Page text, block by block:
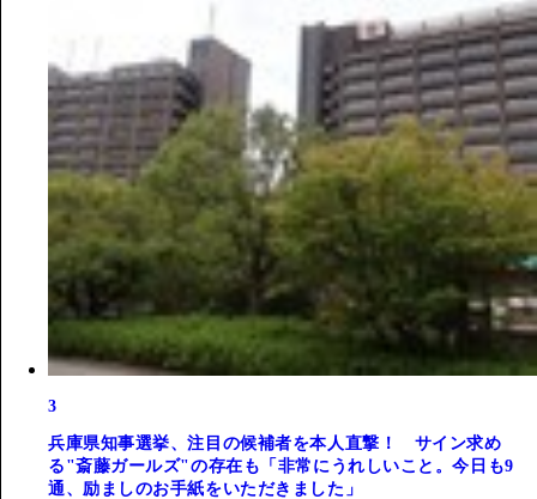
3
兵庫県知事選挙、注目の候補者を本人直撃！ サイン求め
る"斎藤ガールズ"の存在も「非常にうれしいこと。今日も9
通、励ましのお手紙をいただきました」